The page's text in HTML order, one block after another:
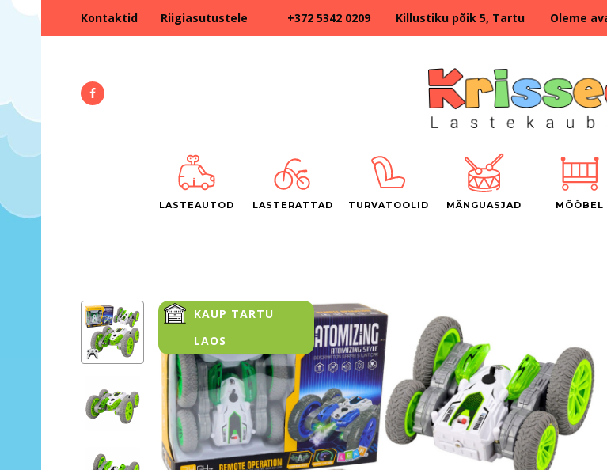
Kontaktid Riigiasutustele +372 5342 0209 Killustiku põik 5, Tartu Oleme
LASTEAUTOD LASTERATTAD TURVATOOLID MÄNGUASJAD MÖÖBEL
KAUP TARTU
LAOS